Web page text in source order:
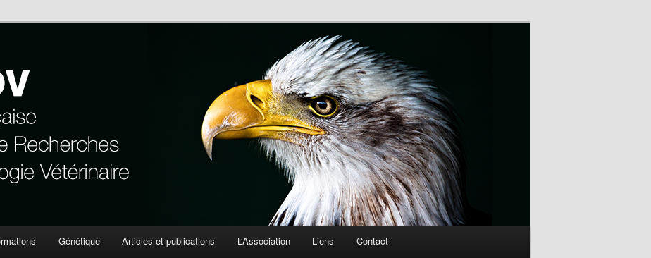
Génétique Articles et publications L’Association Liens Contact